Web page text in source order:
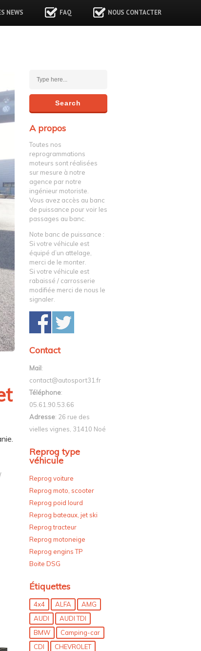
NEWS FAQ NOUS CONTACTER
A propos
Toutes nos
reprogrammations
moteurs sont réalisées
sur mesure à notre
agence par notre
ingénieur motoriste.
Vous avez accès au banc
de puissance pour voir les
passages au banc.
Note banc de puissance :
Si votre véhicule est
équipé d’un attelage,
merci de le monter.
Si votre véhicule est
rabaissé / carrosserie
modifiée merci de nous le
signaler.
Contact
Mail:
contact@autosport31.fr
Téléphone:
05.61.90.53.66
Adresse: 26 rue des
vielles vignes, 31410 Noé
Reprog type
véhicule
Reprog voiture
Reprog moto, scooter
Reprog poid lourd
Reprog bateaux, jet ski
Reprog tracteur
Reprog motoneige
Reprog engins TP
Boite DSG
Étiquettes
4x4 ALFA
AMG
AUDI
AUDI TDI
BMW
Camping-car
CDI
CHEVROLET